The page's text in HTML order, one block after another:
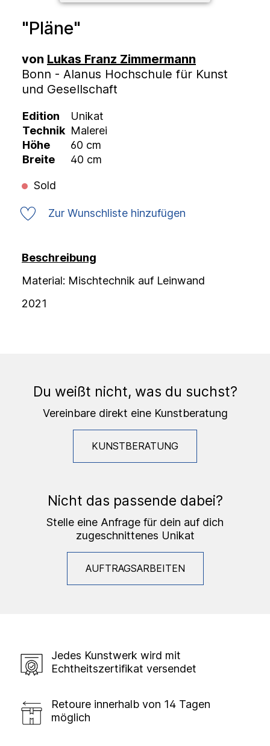
"Pläne"
von Lukas Franz Zimmermann
Bonn - Alanus Hochschule für Kunst
und Gesellschaft
Edition
Unikat
Technik Malerei
Höhe
60 cm
Breite
40 cm
Sold
Zur Wunschliste hinzufügen
Beschreibung
Material: Mischtechnik auf Leinwand
2021
Du weißt nicht, was du suchst?
Vereinbare direkt eine Kunstberatung
KUNSTBERATUNG
Nicht das passende dabei?
Stelle eine Anfrage für dein auf dich
zugeschnittenes Unikat
AUFTRAGSARBEITEN
Jedes Kunstwerk wird mit
Echtheitszertifikat versendet
Retoure innerhalb von 14 Tagen
möglich